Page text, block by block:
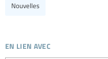
Nouvelles
en lien avec